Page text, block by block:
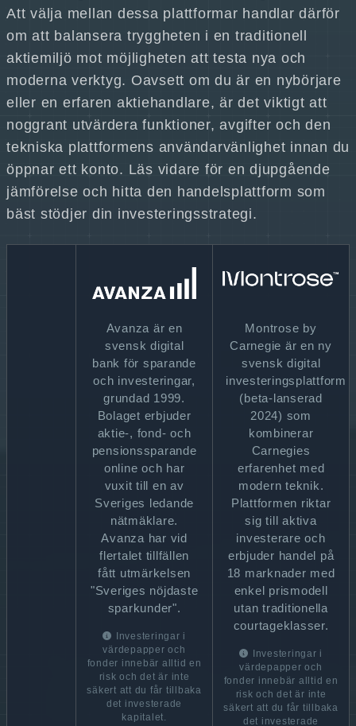
Att välja mellan dessa plattformar handlar därför
om att balansera tryggheten i en traditionell
aktiemiljö mot möjligheten att testa nya och
moderna verktyg. Oavsett om du är en nybörjare
eller en erfaren aktiehandlare, är det viktigt att
noggrant utvärdera funktioner, avgifter och den
tekniska plattformens användarvänlighet innan du
öppnar ett konto. Läs vidare för en djupgående
jämförelse och hitta den handelsplattform som
bäst stödjer din investeringsstrategi.
Avanza är en
svensk digital
bank för sparande
och investeringar,
grundad 1999.
Bolaget erbjuder
aktie-, fond- och
pensionssparande
online och har
vuxit till en av
Sveriges ledande
nätmäklare.
Avanza har vid
flertalet tillfällen
fått utmärkelsen
"Sveriges nöjdaste
sparkunder".
Investeringar i
värdepapper och
fonder innebär alltid en
risk och det är inte
säkert att du får tillbaka
det investerade
kapitalet.
Montrose by
Carnegie är en ny
svensk digital
investeringsplattform
(beta-lanserad
2024) som
kombinerar
Carnegies
erfarenhet med
modern teknik.
Plattformen riktar
sig till aktiva
investerare och
erbjuder handel på
18 marknader med
enkel prismodell
utan traditionella
courtageklasser.
Investeringar i
värdepapper och
fonder innebär alltid en
risk och det är inte
säkert att du får tillbaka
det investerade